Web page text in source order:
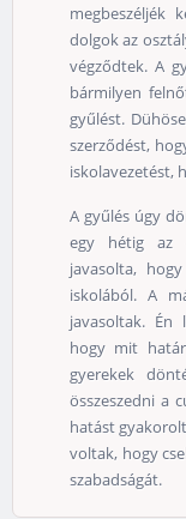
megbeszéljék
dolgok az
végződtek. A
bármilyen
gyűlést.
szerződést,
iskolavezetést,
A gyűlés úgy
egy hétig az
javasolta,
iskolából. A
javasoltak. Én
hogy mit
gyerekek
összeszedni a
hatást
voltak, hogy
szabadságát.